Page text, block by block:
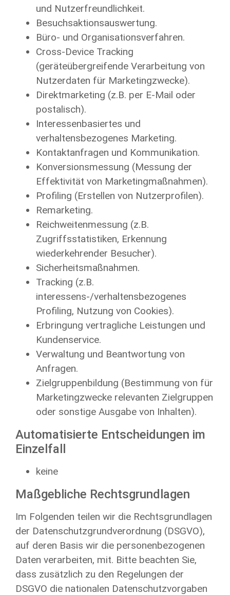
und Nutzerfreundlichkeit.
Besuchsaktionsauswertung.
Büro- und Organisationsverfahren.
Cross-Device Tracking
(geräteübergreifende Verarbeitung von
Nutzerdaten für Marketingzwecke).
Direktmarketing (z.B. per E-Mail oder
postalisch).
Interessenbasiertes und
verhaltensbezogenes Marketing.
Kontaktanfragen und Kommunikation.
Konversionsmessung (Messung der
Effektivität von Marketingmaßnahmen).
Profiling (Erstellen von Nutzerprofilen).
Remarketing.
Reichweitenmessung (z.B.
Zugriffsstatistiken, Erkennung
wiederkehrender Besucher).
Sicherheitsmaßnahmen.
Tracking (z.B.
interessens-/verhaltensbezogenes
Profiling, Nutzung von Cookies).
Erbringung vertragliche Leistungen und
Kundenservice.
Verwaltung und Beantwortung von
Anfragen.
Zielgruppenbildung (Bestimmung von für
Marketingzwecke relevanten Zielgruppen
oder sonstige Ausgabe von Inhalten).
Automatisierte Entscheidungen im
Einzelfall
keine
Maßgebliche Rechtsgrundlagen
Im Folgenden teilen wir die Rechtsgrundlagen
der Datenschutzgrundverordnung (DSGVO),
auf deren Basis wir die personenbezogenen
Daten verarbeiten, mit. Bitte beachten Sie,
dass zusätzlich zu den Regelungen der
DSGVO die nationalen Datenschutzvorgaben